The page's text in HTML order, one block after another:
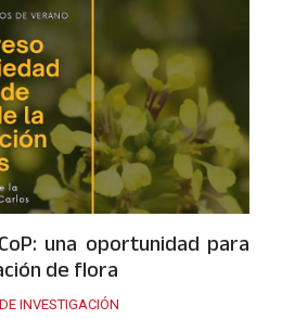
una oportunidad para
de flora
INVESTIGACIÓN